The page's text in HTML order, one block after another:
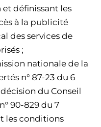
définissant les
à la publicité
des services de
;
nationale de la
n° 87-23 du 6
du Conseil
90-829 du 7
les conditions